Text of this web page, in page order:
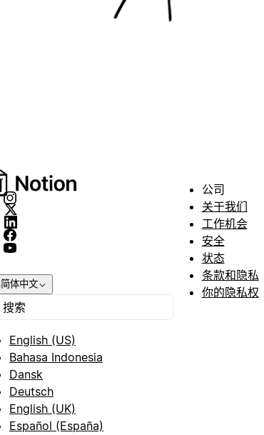
简体中文
English (US)
Bahasa Indonesia
Dansk
Deutsch
English (UK)
Español (España)
公司
关于我们
工作机会
安全
状态
条款和隐私
你的隐私权